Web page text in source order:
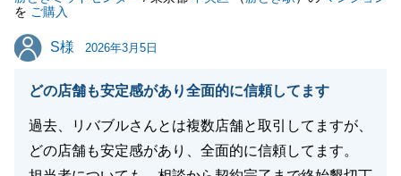
を ご購入
S様
S様 2026年3月5日
どの店舗も安定感があり全面的に信頼してます
過去、リバブルさんとは複数店舗と取引してますが、
どの店舗も安定感があり、全面的に信頼してます。